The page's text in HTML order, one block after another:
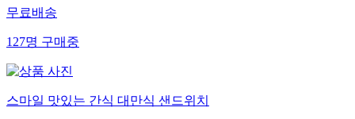
무료배송
127명구매중
스마일 맛있는 간식 대만식 샌드위치